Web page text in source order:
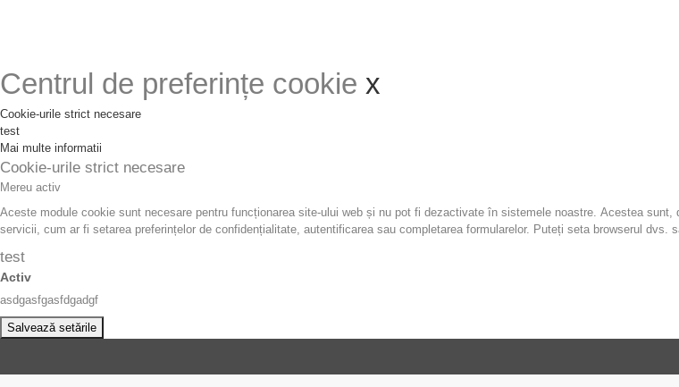
Centrul de preferințe cookie x
Cookie-urile strict necesare
test
Mai multe informatii
Cookie-urile strict necesare
Mereu activ
Aceste module cookie sunt necesare pentru funcționarea site-ului web și nu pot fi dezactivate în sistemele noastre. Acestea
servicii, cum ar fi setarea preferințelor de confidențialitate, autentificarea sau completarea formularelor. Puteți seta browserul
test
Activ
asdgasfgasfdgadgf
Salvează setările